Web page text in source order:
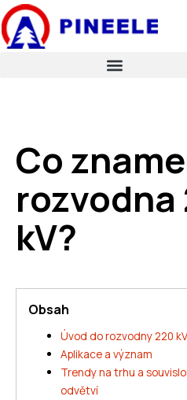
Přeskočit
na
obsah
Co
rozvodna
kV?
Obsah
Úvod do rozvodny 220 kV
Aplikace a význam
Trendy na trhu a
odvětví